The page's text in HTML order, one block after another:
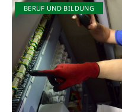
BERUF UND BILDUNG